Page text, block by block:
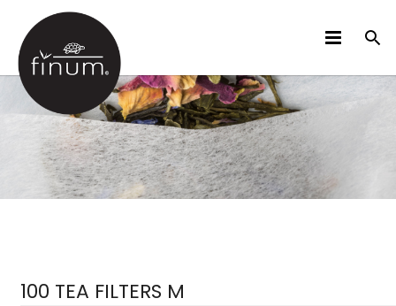
PRODUKTE
VIDEOS
100 TEA FILTERS M